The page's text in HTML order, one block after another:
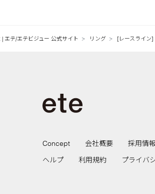
エテ/エテビジュー 公式サイト リング [レースライン
Concept 会社概要 採用情報
ヘルプ
利用規約 プライバ